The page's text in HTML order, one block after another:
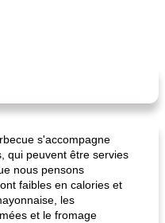
s'accompagne
qui peuvent être servies
nous pensons
faibles en calories et
les
et le fromage